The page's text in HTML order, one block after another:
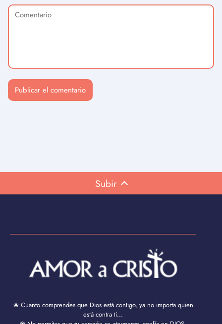
Subir
❀ Cuanto comprendes que Dios está contigo, ya no importa quien
está contra ti...